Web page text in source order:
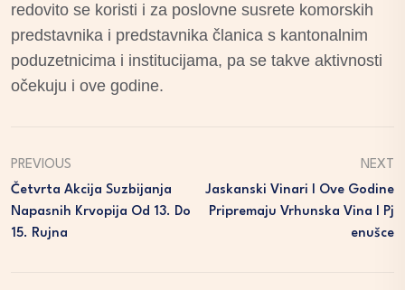
redovito se koristi i za poslovne susrete komorskih
predstavnika i predstavnika članica s kantonalnim
poduzetnicima i institucijama, pa se takve aktivnosti
očekuju i ove godine.
PREVIOUS
Četvrta Akcija Suzbijanja
Napasnih Krvopija Od 13. Do
15. Rujna
NEXT
Jaskanski Vinari I Ove Godine
Pripremaju Vrhunska Vina I Pj
Enušce